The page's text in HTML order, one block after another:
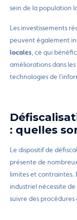
sein de la population
Les investissements
peuvent également
locales, ce qui
améliorations dans
technologies de
: quelles
Le dispositif de
présente de
limites et contraintes.
industriel nécessite de
suivre des